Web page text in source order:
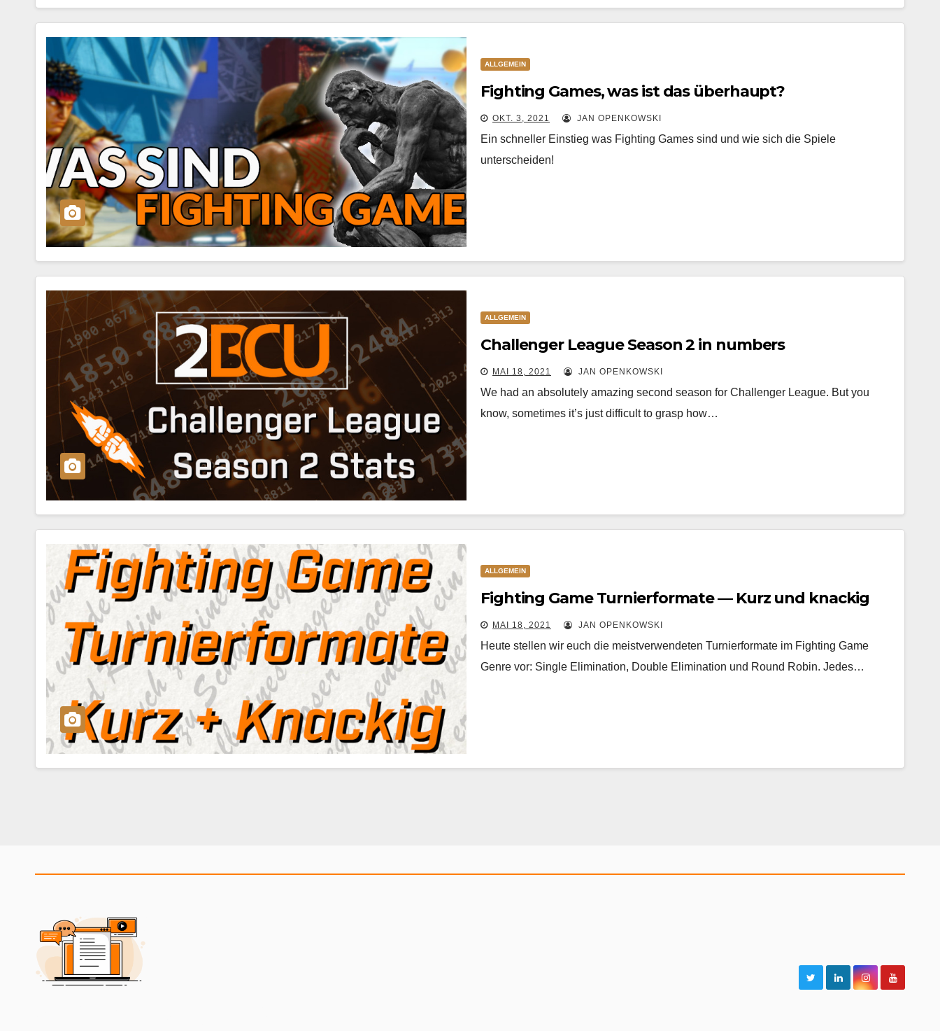
ALLGEMEIN
Fighting Games, was ist das überhaupt?
OKT. 3, 2021 JAN OPENKOWSKI
Ein schneller Einstieg was Fighting Games sind und wie sich die Spiele
unterscheiden!
ALLGEMEIN
Challenger League Season 2 in numbers
MAI 18, 2021 JAN OPENKOWSKI
We had an absolutely amazing second season for Challenger League. But you
know, sometimes it’s just difficult to grasp how…
ALLGEMEIN
Fighting Game Turnierformate — Kurz und knackig
MAI 18, 2021 JAN OPENKOWSKI
Heute stellen wir euch die meistverwendeten Turnierformate im Fighting Game
Genre vor: Single Elimination, Double Elimination und Round Robin. Jedes…